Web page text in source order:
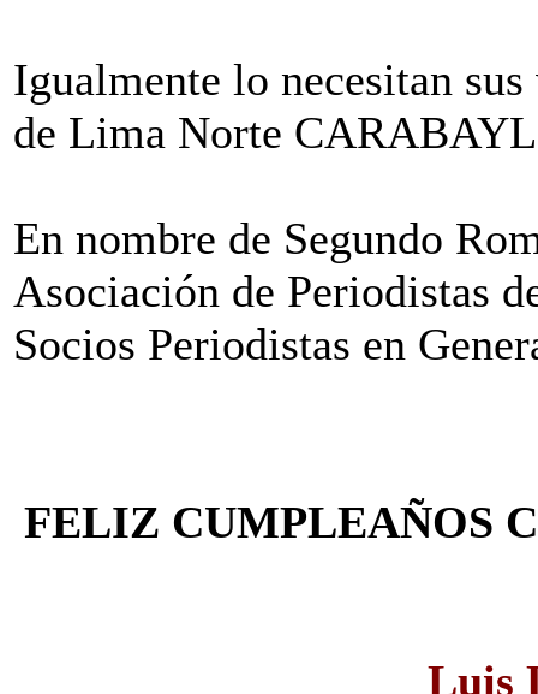
Igualmente lo necesitan
de Lima Norte
En nombre de Segundo
Asociación de Periodistas
Socios Periodistas en
FELIZ CUMPLEAÑOS
Luis